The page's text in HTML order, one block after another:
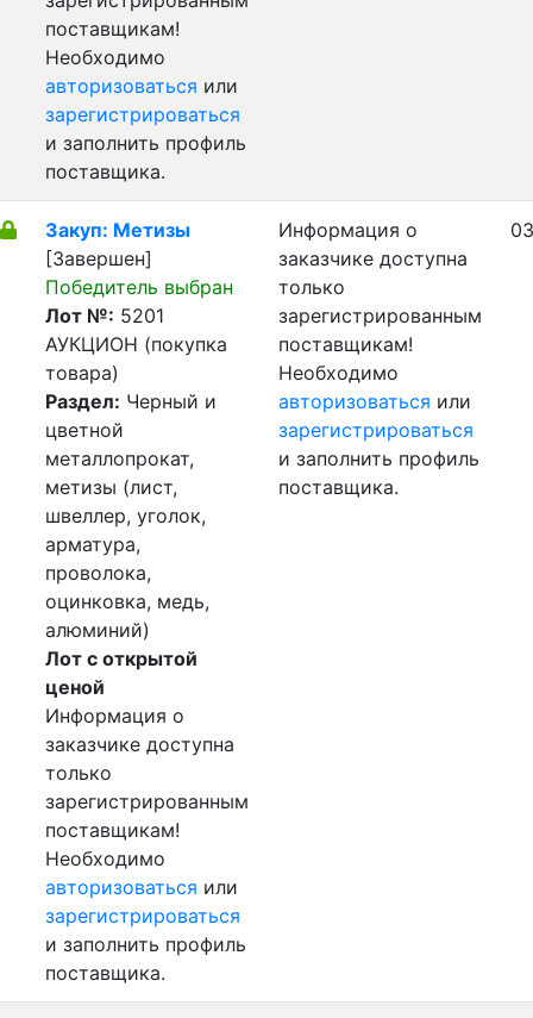
поставщикам!
Необходимо
авторизоваться или
зарегистрироваться
и заполнить профиль
поставщика.
Закуп: Метизы
[Завершен]
Победитель выбран
Лот №: 5201
АУКЦИОН (покупка
товара)
Раздел: Черный и
цветной
металлопрокат,
метизы (лист,
швеллер, уголок,
арматура,
проволока,
оцинковка, медь,
алюминий)
Лот с открытой
ценой
Информация о
заказчике доступна
только
зарегистрированным
поставщикам!
Необходимо
авторизоваться или
зарегистрироваться
и заполнить профиль
поставщика.
Информация о
заказчике доступна
только
зарегистрированным
поставщикам!
Необходимо
авторизоваться или
зарегистрироваться
и заполнить профиль
поставщика.